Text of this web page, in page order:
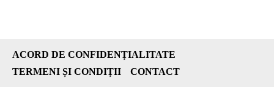
ACORD DE CONFIDENȚIALITATE
TERMENI ȘI CONDIȚII
CONTACT